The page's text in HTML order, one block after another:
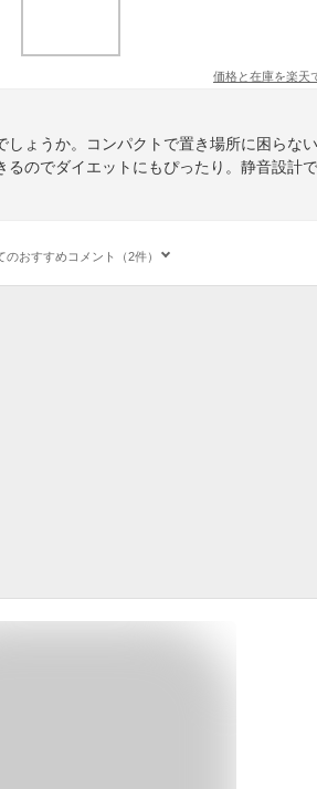
価格と在庫を楽天
ょうか。コンパクトで置き場所に困らな
るのでダイエットにもぴったり。静音設計
のおすすめコメント（2件）